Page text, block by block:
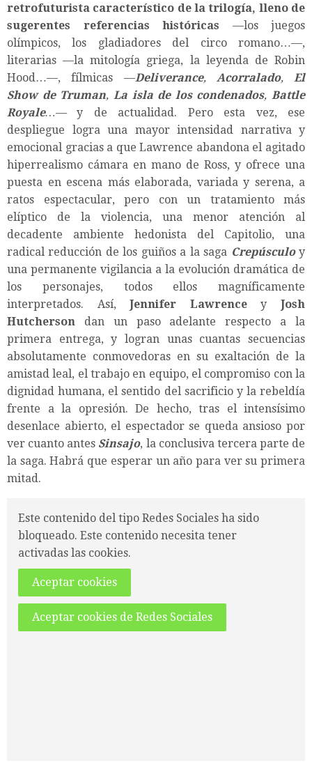
retrofuturista característico de la trilogía, lleno de
sugerentes referencias históricas —los juegos
olímpicos, los gladiadores del circo romano…—,
literarias —la mitología griega, la leyenda de Robin
Hood…—, fílmicas —Deliverance, Acorralado, El
Show de Truman, La isla de los condenados, Battle
Royale…—y de actualidad. Pero esta vez, ese
despliegue logra una mayor intensidad narrativa y
emocional gracias a que Lawrence abandona el agitado
hiperrealismo cámara en mano de Ross, y ofrece una
puesta en escena más elaborada, variada y serena, a
ratos espectacular, pero con un tratamiento más
elíptico de la violencia, una menor atención al
decadente ambiente hedonista del Capitolio, una
radical reducción de los guiños a la saga Crepúsculoy
una permanente vigilancia a la evolución dramática de
los personajes, todos ellos magníficamente
interpretados. Así,Jennifer LawrenceyJosh
Hutcherson dan un paso adelante respecto a la
primera entrega, y logran unas cuantas secuencias
absolutamente conmovedoras en su exaltación de la
amistad leal, el trabajo en equipo, el compromiso con la
dignidad humana, el sentido del sacrificio y la rebeldía
frente a la opresión. De hecho, tras el intensísimo
desenlace abierto, el espectador se queda ansioso por
ver cuanto antes Sinsajo, la conclusiva tercera parte de
la saga. Habrá que esperar un año para ver su primera
mitad.
Este contenido del tipo Redes Sociales ha sido
bloqueado. Este contenido necesita tener
activadas las cookies.
Aceptar cookies
Aceptar cookies de Redes Sociales